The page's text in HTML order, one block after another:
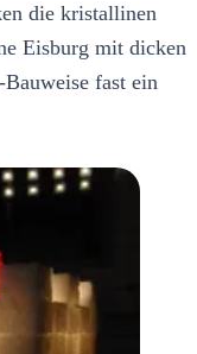
die kristallinen
Eisburg mit dicken
fast ein